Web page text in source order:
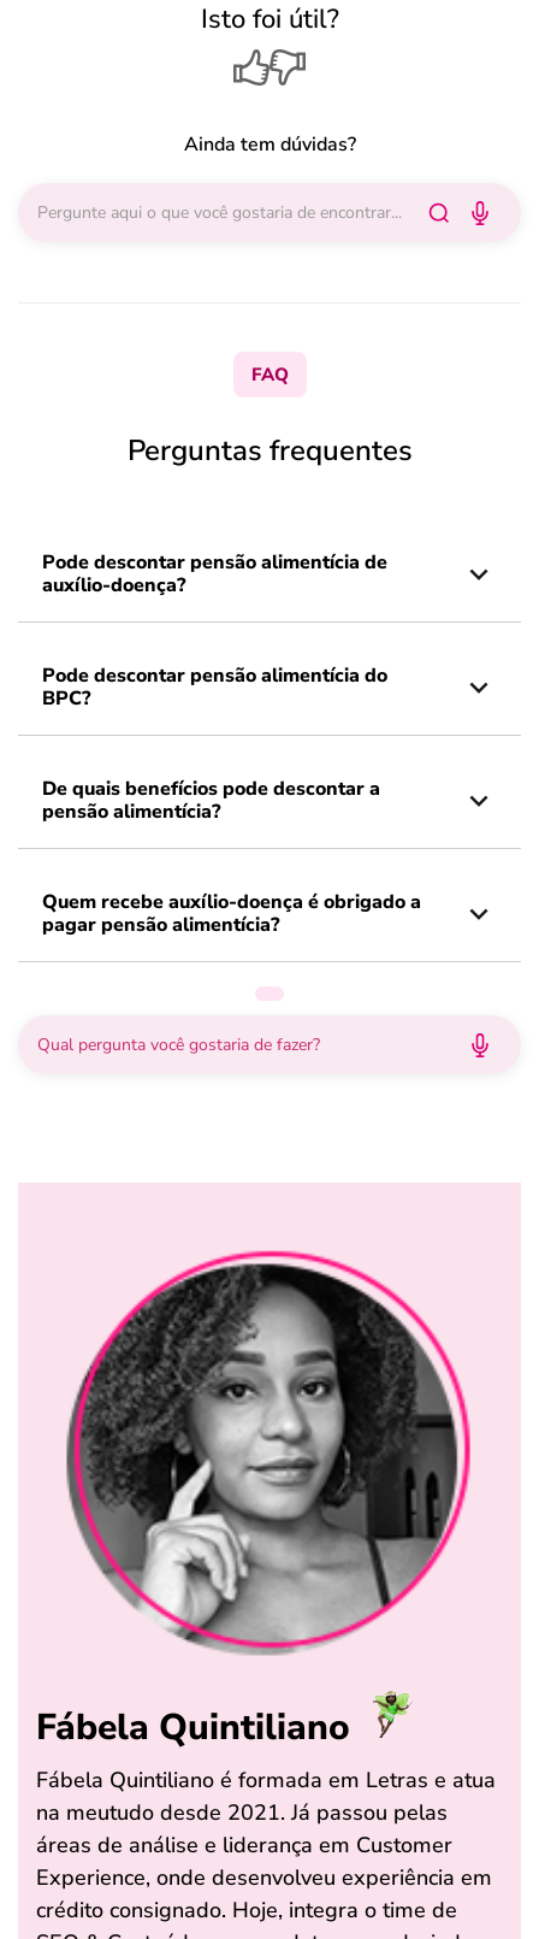
Isto foi útil?
Ainda tem dúvidas?
FAQ
Perguntas frequentes
Pode descontar pensão alimentícia de
auxílio-doença?
Pode descontar pensão alimentícia do
BPC?
De quais benefícios pode descontar a
pensão alimentícia?
Quem recebe auxílio-doença é obrigado a
pagar pensão alimentícia?
Fábela Quintiliano
Fábela Quintiliano é formada em Letras e atua
na meutudo desde 2021. Já passou pelas
áreas de análise e liderança em Customer
Experience, onde desenvolveu experiência em
crédito consignado. Hoje, integra o time de